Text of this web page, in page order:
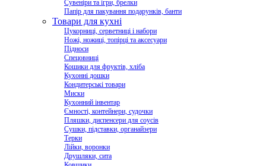
Сувеніри та ігри, брелки
Папір для пакування подарунків, банти
Товари для кухні
Цукорниці, серветниці і набори
Ножі, ножиці, топірці та аксесуари
Підноси
Спецовниці
Кошики для фруктів, хліба
Кухонні дошки
Кондитерські товари
Миски
Кухонний інвентар
Ємності, контейнери, судочки
Пляшки, диспенсери для соусів
Сушки, підставки, органайзери
Терки
Лійки, воронки
Друшляки, сита